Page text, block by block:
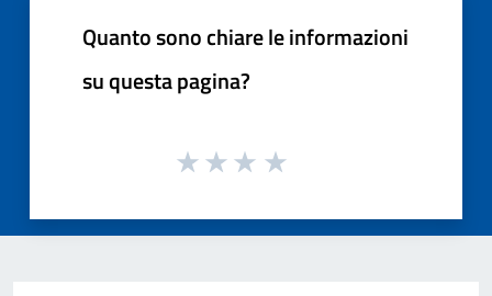
Quanto sono chiare le informazioni
su questa pagina?